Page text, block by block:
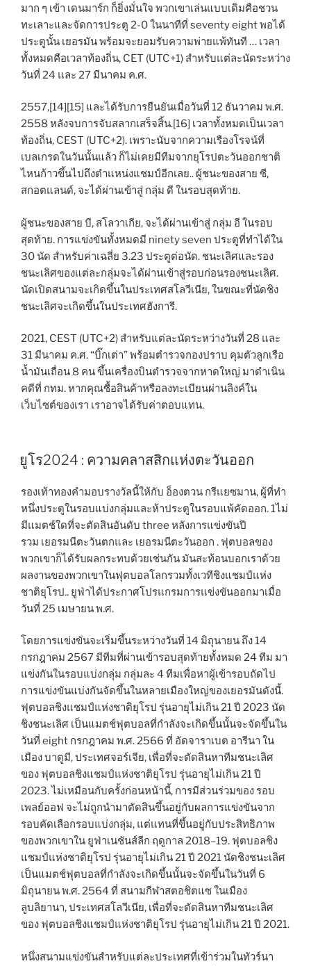
มาก ๆ เข้า เดนมาร์ก ก็ยิ่งมั่นใจ พวกเขาเล่นแบบเดิมคือชวน
ทะเลาะและจัดการประตู 2-0 ในนาทีที่ seventy eight พอได้
ประตูนั้น เยอรมัน พร้อมจะยอมรับความพ่ายแพ้ทันที … เวลา
ทั้งหมดคือเวลาท้องถิ่น, CET (UTC+1) สำหรับแต่ละนัดระหว่าง
วันที่ 24 และ 27 มีนาคม ค.ศ.
2557,[14][15] และได้รับการยืนยันเมื่อวันที่ 12 ธันวาคม พ.ศ.
2558 หลังจบการจับสลากเสร็จสิ้น.[16] เวลาทั้งหมดเป็นเวลา
ท้องถิ่น, CEST (UTC+2). เพราะนับจากความเรืองโรจน์ที่
เบลเกรดในวันนั้นแล้ว ก็ไม่เคยมีทีมจากยุโรปตะวันออกชาติ
ไหนก้าวขึ้นไปถึงตำแหน่งแชมป์อีกเลย.. ผู้ชนะของสาย ซี,
สกอตแลนด์, จะได้ผ่านเข้าสู่ กลุ่ม ดี ในรอบสุดท้าย.
ผู้ชนะของสาย บี, สโลวาเกีย, จะได้ผ่านเข้าสู่ กลุ่ม อี ในรอบ
สุดท้าย. การแข่งขันทั้งหมดมี ninety seven ประตูที่ทำได้ใน
30 นัด สำหรับค่าเฉลี่ย 3.23 ประตูต่อนัด. ชนะเลิศและรอง
ชนะเลิศของแต่ละกลุ่มจะได้ผ่านเข้าสู่รอบก่อนรองชนะเลิศ.
นัดเปิดสนามจะเกิดขึ้นในประเทศสโลวีเนีย, ในขณะที่นัดชิง
ชนะเลิศจะเกิดขึ้นในประเทศฮังการี.
2021, CEST (UTC+2) สำหรับแต่ละนัดระหว่างวันที่ 28 และ
31 มีนาคม ค.ศ. “บิ๊กเต่า” พร้อมตำรวจกองปราบ คุมตัวลูกเรือ
น้ำมันเถื่อน 8 คน ขึ้นเครื่องบินตำรวจจากหาดใหญ่ มาดำเนิน
คดีที่ กทม. หากคุณซื้อสินค้าหรือลงทะเบียนผ่านลิงค์ใน
เว็บไซต์ของเรา เราอาจได้รับค่าตอบแทน.
ยูโร2024 : ความคลาสสิกแห่งตะวันออก
รองเท้าทองคำมอบรางวัลนี้ให้กับ อ็องตวน กรีแยซมาน, ผู้ที่ทำ
หนึ่งประตูในรอบแบ่งกลุ่มและห้าประตูในรอบแพ้คัดออก. 1ไม่
มีแมตช์ใดที่จะตัดสินอันดับ three หลังการแข่งขันปี
รวม เยอรมนีตะวันตกและ เยอรมนีตะวันออก . ฟุตบอลของ
พวกเขาก็ได้รับผลกระทบด้วยเช่นกัน มันสะท้อนบอกเราด้วย
ผลงานของพวกเขาในฟุตบอลโลกรวมทั้งเวทีชิงแชมป์แห่ง
ชาติยุโรป.. ยูฟ่าได้ประกาศโปรแกรมการแข่งขันออกมาเมื่อ
วันที่ 25 เมษายน พ.ศ.
โดยการแข่งขันจะเริ่มขึ้นระหว่างวันที่ 14 มิถุนายน ถึง 14
กรกฎาคม 2567 มีทีมที่ผ่านเข้ารอบสุดท้ายทั้งหมด 24 ทีม มา
แข่งกันในรอบแบ่งกลุ่ม กลุ่มละ 4 ทีมเพื่อหาผู้เข้ารอบถัดไป
การแข่งขันแบ่งกันจัดขึ้นในหลายเมืองใหญ่ของเยอรมันดังนี้.
ฟุตบอลชิงแชมป์แห่งชาติยุโรป รุ่นอายุไม่เกิน 21 ปี 2023 นัด
ชิงชนะเลิศ เป็นแมตช์ฟุตบอลที่กำลังจะเกิดขึ้นนั้นจะจัดขึ้นใน
วันที่ eight กรกฎาคม พ.ศ. 2566 ที่ อัดจาราเบต อารีนา ใน
เมือง บาตูมี, ประเทศจอร์เจีย, เพื่อที่จะตัดสินหาทีมชนะเลิศ
ของ ฟุตบอลชิงแชมป์แห่งชาติยุโรป รุ่นอายุไม่เกิน 21 ปี
2023. ไม่เหมือนกับครั้งก่อนหน้านี้, การมีส่วนร่วมของ รอบ
เพลย์ออฟ จะไม่ถูกนำมาตัดสินขึ้นอยู่กับผลการแข่งขันจาก
รอบคัดเลือกรอบแบ่งกลุ่ม, แต่แทนที่ขึ้นอยู่กับประสิทธิภาพ
ของพวกเขาใน ยูฟ่าเนชันส์ลีก ฤดูกาล 2018–19. ฟุตบอลชิง
แชมป์แห่งชาติยุโรป รุ่นอายุไม่เกิน 21 ปี 2021 นัดชิงชนะเลิศ
เป็นแมตช์ฟุตบอลที่กำลังจะเกิดขึ้นนั้นจะจัดขึ้นในวันที่ 6
มิถุนายน พ.ศ. 2564 ที่ สนามกีฬาสตอชิตแซ ในเมือง
ลูบลิยานา, ประเทศสโลวีเนีย, เพื่อที่จะตัดสินหาทีมชนะเลิศ
ของ ฟุตบอลชิงแชมป์แห่งชาติยุโรป รุ่นอายุไม่เกิน 21 ปี 2021.
หนึ่งสนามแข่งขันสำหรับแต่ละประเทศที่เข้าร่วมในทัวร์นา